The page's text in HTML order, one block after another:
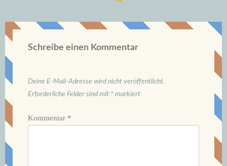
Schreibe einen Kommentar
Deine E-Mail-Adresse wird nicht veröffentlicht.
Erforderliche Felder sind mit * markiert
Kommentar *